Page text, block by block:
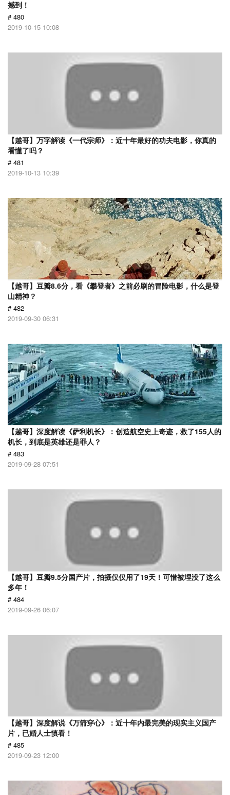
撼到！
# 480
2019-10-15 10:08
【越哥】万字解读《一代宗师》：近十年最好的功夫电影，你真的
看懂了吗？
# 481
2019-10-13 10:39
【越哥】豆瓣8.6分，看《攀登者》之前必刷的冒险电影，什么是登
山精神？
# 482
2019-09-30 06:31
【越哥】深度解读《萨利机长》：创造航空史上奇迹，救了155人的
机长，到底是英雄还是罪人？
# 483
2019-09-28 07:51
【越哥】豆瓣9.5分国产片，拍摄仅仅用了19天！可惜被埋没了这么
多年！
# 484
2019-09-26 06:07
【越哥】深度解说《万箭穿心》：近十年内最完美的现实主义国产
片，已婚人士慎看！
# 485
2019-09-23 12:00